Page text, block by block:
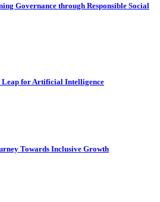
Governance through Responsible Social
Leap for Artificial Intelligence
Towards Inclusive Growth